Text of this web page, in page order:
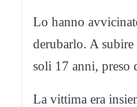
Lo hanno
derubarlo. A
soli 17 anni, preso
La vittima era